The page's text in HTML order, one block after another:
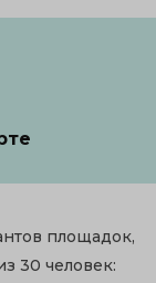
площадок,
30 человек: